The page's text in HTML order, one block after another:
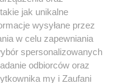
z umieszczaniem w Internecie
użycie lub
z naruszeniem prawa, tzn.
groźbą kary i może być ścigane
jak unikalne
wysyłane przez
w celu zapewniania
spersonalizowanych
odbiorców oraz
my i Zaufani